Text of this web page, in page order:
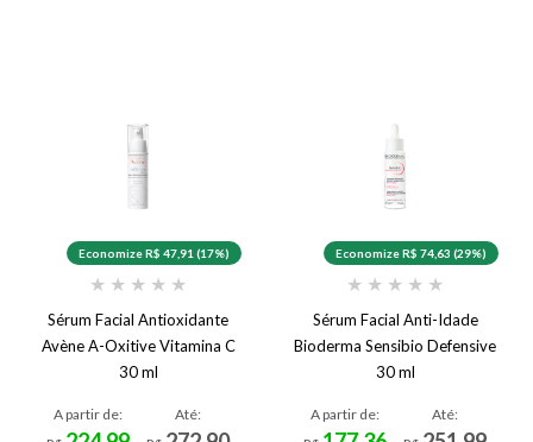
Economize R$ 47,91 (17%)
★ ★ ★ ★ ★
Sérum Facial Antioxidante
Avène A-Oxitive Vitamina C
30 ml
A partir de:
Até:
Economize R$ 74,63 (29%)
★ ★ ★ ★ ★
Sérum Facial Anti-Idade
Bioderma Sensibio Defensive
30 ml
A partir de:
Até: